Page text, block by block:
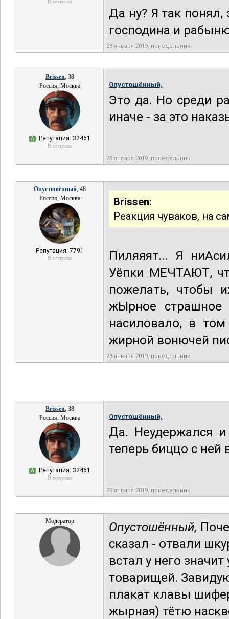
Да ну? Я так понял,
господина и
28 января 2019, понедельник
Brissen, 38
Россия, Москва
А Репутация: 32461
В отпуске
Опустошённый,
Это да. Но среди
иначе - за это
28 января 2019, понедельник
Опустошённый, 48
Россия, Москва
Репутация: 7791
В отпуске
Brissen:
Реакция чуваков, на
Пиляяят... Я
Уёпки МЕЧТАЮТ,
пожелать, чтобы
жЫрное
насиловало, в
жирной вонючей
28 января 2019, понедельник
Brissen, 38
Россия, Москва
А Репутация: 32461
В отпуске
Опустошённый,
Да. Неудержался
теперь биццо с ней
28 января 2019, понедельник
Модератор Опустошённый,
сказал - отвали
встал у него
товарищей.
плакат клавы
жырная) тётю